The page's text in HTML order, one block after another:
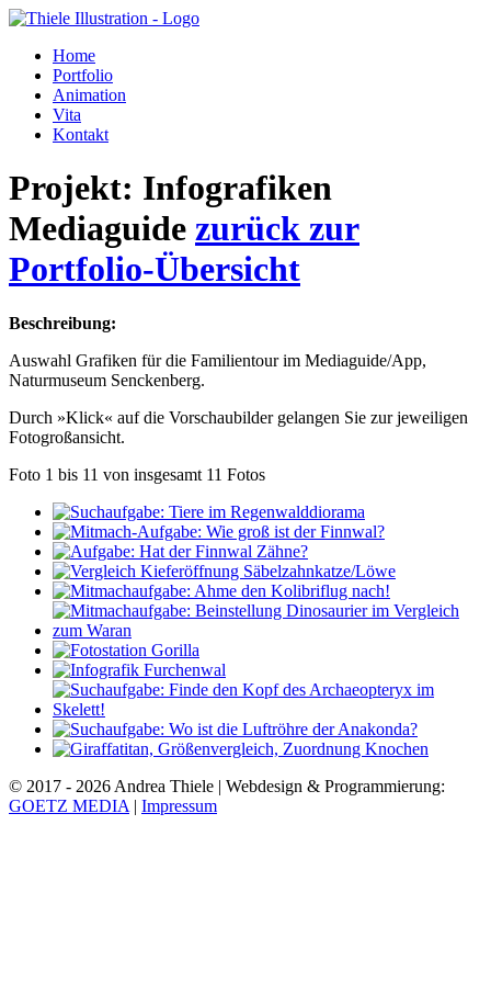
Home
Portfolio
Animation
Vita
Kontakt
Projekt: Infografiken
Mediaguide zurück zur
Portfolio-Übersicht
Beschreibung:
Auswahl Grafiken für die Familientour im Mediaguide/App,
Naturmuseum Senckenberg.
Durch »Klick« auf die Vorschaubilder gelangen Sie zur jeweiligen
Fotogroßansicht.
Foto 1 bis 11 von insgesamt 11 Fotos
© 2017 - 2026 Andrea Thiele | Webdesign & Programmierung:
GOETZ MEDIA | Impressum